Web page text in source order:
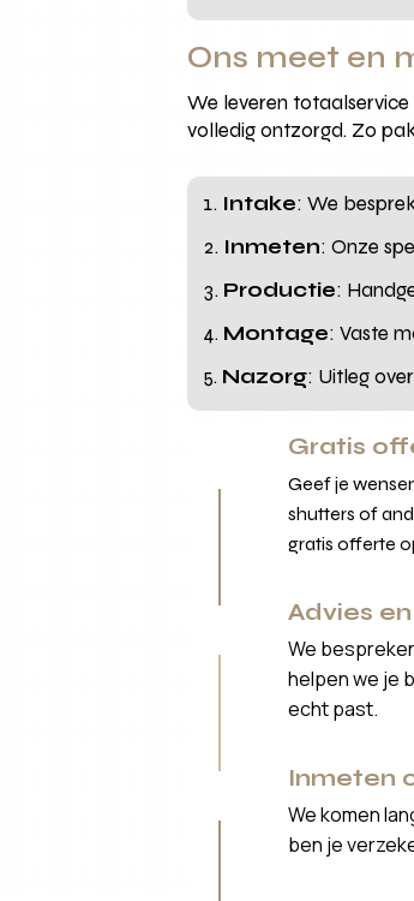
Ons meet en
We leveren
volledig ontzorgd. Zo
Intake: We
Inmeten: Onze
Productie:
Montage: Vaste
Nazorg: Uitleg
Gratis
Geef je
shutters of
gratis offerte
Advies
We
helpen we je
echt past.
Inmeten
We komen
ben je